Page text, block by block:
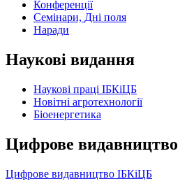
Конференції
Семінари, Дні поля
Наради
Наукові видання
Наукові праці ІБКіЦБ
Новітні агротехнології
Бiоенергетика
Цифрове видавництво
Цифрове видавництво ІБКіЦБ